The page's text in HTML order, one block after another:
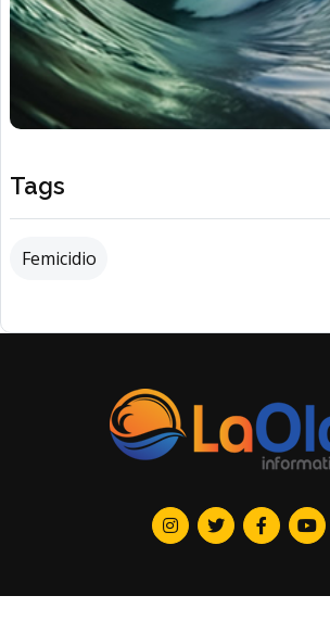
Tags
Femicidio